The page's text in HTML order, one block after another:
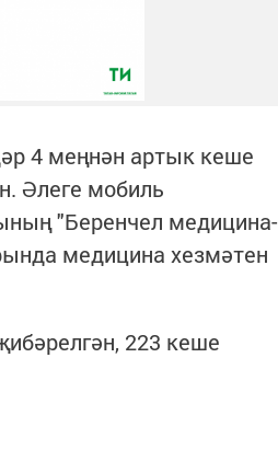
4 меңнән артык кеше
Әлеге мобиль
"Беренчел медицина-
медицина хезмәтен
223 кеше